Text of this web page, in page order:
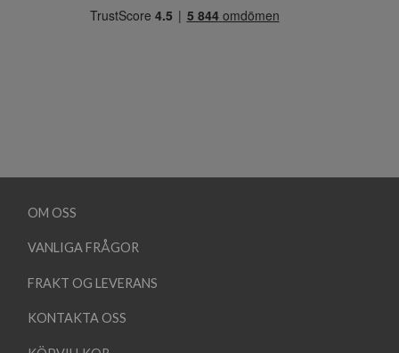
OM OSS
VANLIGA FRÅGOR
FRAKT OG LEVERANS
KONTAKTA OSS